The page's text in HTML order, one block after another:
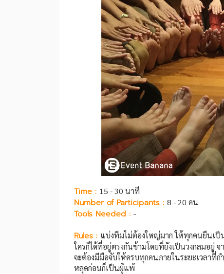
Time : 15 - 30 นาที
Number of Participants : 8 - 20 คน
Tools Needed : -
Rules : แบ่งทีมไม่ต้องใหญ่มาก ให้ทุกคนยืนเป็
ใครก็ได้ที่อยู่ตรงกันข้ามโดยที่ยังเป็นวงกลมอยู่
จะต้องมีมือจับให้ครบทุกคนภายในระยะเวลาที่
หลุดก่อนก็เป็นผู้แพ้